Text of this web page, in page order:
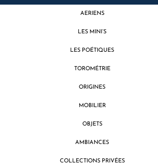
AERIENS
LES MINI’S
LES POÉTIQUES
TOROMÉTRIE
ORIGINES
MOBILIER
OBJETS
AMBIANCES
COLLECTIONS PRIVÉES